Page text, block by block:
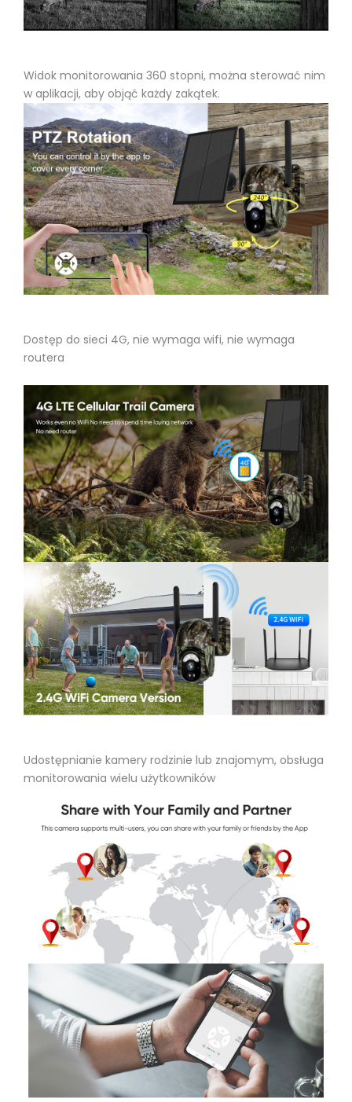
Widok monitorowania 360 stopni, można sterować nim
w aplikacji, aby objąć każdy zakątek.
Dostęp do sieci 4G, nie wymaga wifi, nie wymaga
routera
Udostępnianie kamery rodzinie lub znajomym, obsługa
monitorowania wielu użytkowników